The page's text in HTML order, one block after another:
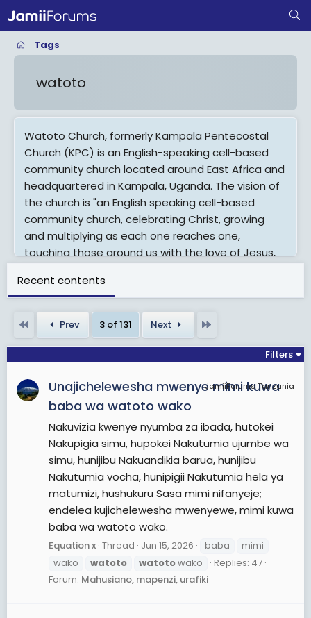
Tags
watoto
Watoto Church, formerly Kampala Pentecostal
Church (KPC) is an English-speaking cell-based
community church located around East Africa and
headquartered in Kampala, Uganda. The vision of
the church is "an English speaking cell-based
community church, celebrating Christ, growing
and multiplying as each one reaches one,
touching those around us with the love of Jesus,
Watoto means "the children" in Swahili.
View More On Wikipedia.org
Recent contents
Prev 3 of 131 Next
Filters
JamiiForums Tanzania
Unajichelewesha mwenye mimi kuwa
baba wa watoto wako
Nakuvizia kwenye nyumba za ibada, hutokei
Nakupigia simu, hupokei Nakutumia ujumbe wa
simu, hunijibu Nakuandikia barua, hunijibu
Nakutumia vocha, hunipigii Nakutumia hela ya
matumizi, hushukuru Sasa mimi nifanyeje;
endelea kujichelewesha mwenyewe, mimi kuwa
baba wa watoto wako.
Equation x Thread Jun 15, 2026 baba
mimi
wako
watoto watotowako
Replies: 47
Forum: Mahusiano, mapenzi, urafiki